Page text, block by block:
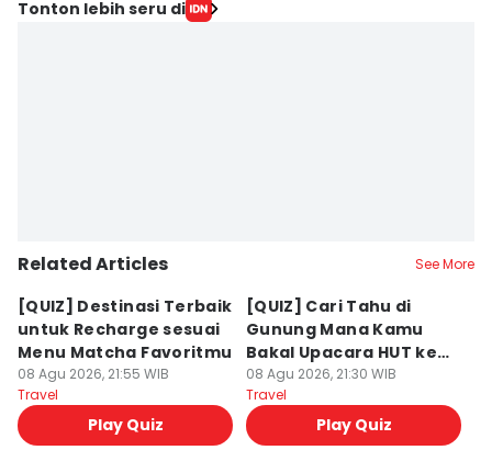
Tonton lebih seru di
Related Articles See More
[QUIZ] Destinasi Terbaik
untuk Recharge sesuai
Menu Matcha Favoritmu
08 Agu 2026, 21:55 WIB
Travel
Play Quiz
[QUIZ] Cari Tahu di
Gunung Mana Kamu
Bakal Upacara HUT ke-
81 RI!
08 Agu 2026, 21:30 WIB
Travel
Play Quiz